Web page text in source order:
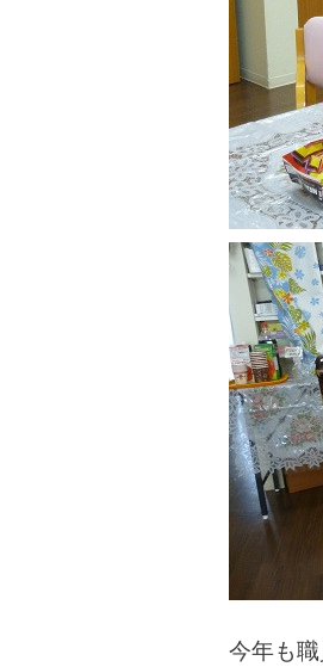
今年も